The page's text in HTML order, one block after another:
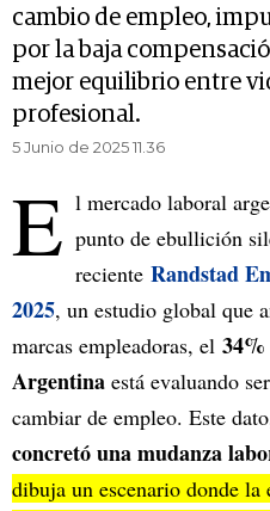
cambio de empleo,
por la baja
mejor equilibrio entre
profesional.
5 Junio de 2025 11.36
E l mercado laboral
punto de ebullición
reciente Randstad
2025, un estudio global que
marcas empleadoras, el 34%
Argentina está evaluando
cambiar de empleo. Este
concretó una mudanza
dibuja un escenario donde